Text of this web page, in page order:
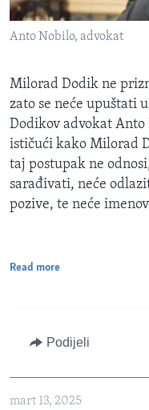
Anto Nobilo, advokat
Milorad Dodik ne
zato se neće upuštati
Dodikov advokat
ističući kako Milorad
taj postupak ne
sarađivati, neće
pozive, te neće
Read more
Podijeli
mart 13, 2025